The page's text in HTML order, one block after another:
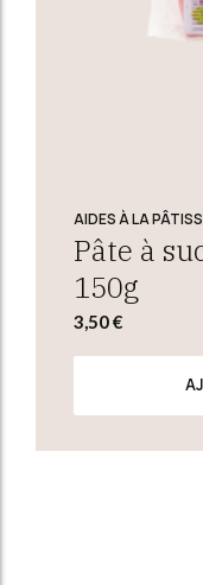
AIDES À LA
Pâte à
150g
3,50€